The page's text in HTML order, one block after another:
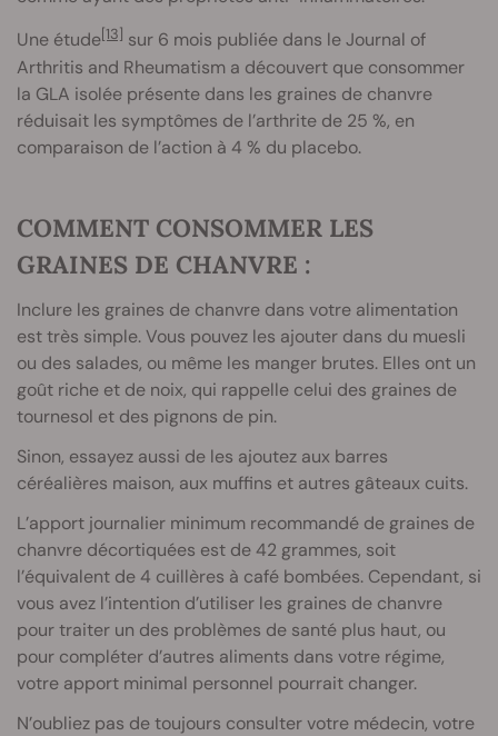
Une étude[13] sur 6 mois publiée dans le Journal of
Arthritis and Rheumatism a découvert que consommer
la GLA isolée présente dans les graines de chanvre
réduisait les symptômes de l’arthrite de 25 %, en
comparaison de l’action à 4 % du placebo.
COMMENT CONSOMMER LES
GRAINES DE CHANVRE :
Inclure les graines de chanvre dans votre alimentation
est très simple. Vous pouvez les ajouter dans du muesli
ou des salades, ou même les manger brutes. Elles ont un
goût riche et de noix, qui rappelle celui des graines de
tournesol et des pignons de pin.
Sinon, essayez aussi de les ajoutez aux barres
céréalières maison, aux muffins et autres gâteaux cuits.
L’apport journalier minimum recommandé de graines de
chanvre décortiquées est de 42 grammes, soit
l’équivalent de 4 cuillères à café bombées. Cependant, si
vous avez l’intention d’utiliser les graines de chanvre
pour traiter un des problèmes de santé plus haut, ou
pour compléter d’autres aliments dans votre régime,
votre apport minimal personnel pourrait changer.
N’oubliez pas de toujours consulter votre médecin, votre